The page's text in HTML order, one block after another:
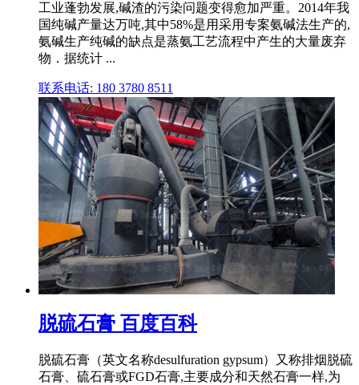
工业蓬勃发展,碱渣的污染问题变得愈加严重。2014年我
国纯碱产量达万吨,其中58%是用采用专案氨碱法生产的,
氨碱生产纯碱的缺点是蒸氨工艺流程中产生的大量废弃
物．据统计 ...
联系电话: 180 3780 8511
脱硫石膏 百度百科
脱硫石膏（英文名称desulfuration gypsum）又称排烟脱硫
石膏、硫石膏或FGD石膏,主要成分和天然石膏一样,为